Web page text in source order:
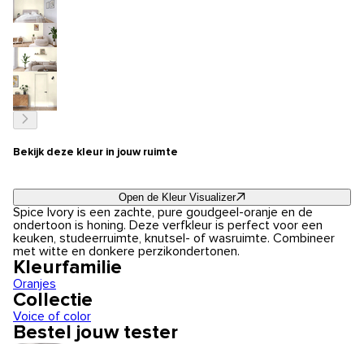
Bekijk deze kleur in jouw ruimte
Open de Kleur Visualizer
Spice Ivory is een zachte, pure goudgeel-oranje en de
ondertoon is honing. Deze verfkleur is perfect voor een
keuken, studeerruimte, knutsel- of wasruimte. Combineer
met witte en donkere perzikondertonen.
Kleurfamilie
Oranjes
Collectie
Voice of color
Bestel jouw tester